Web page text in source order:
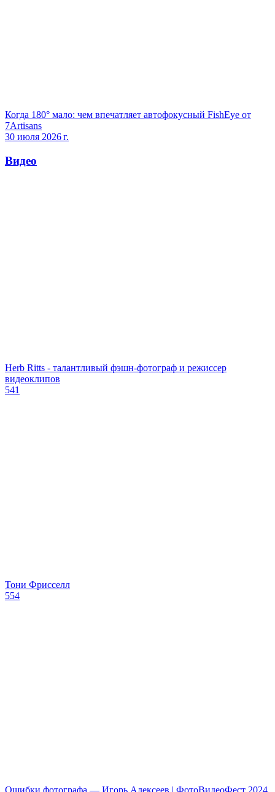
Когда 180° мало: чем впечатляет автофокусный FishEye от
7Artisans
30 июля 2026 г.
Видео
Herb Ritts - талантливый фэшн-фотограф и режиссер
видеоклипов
541
Тони Фрисселл
554